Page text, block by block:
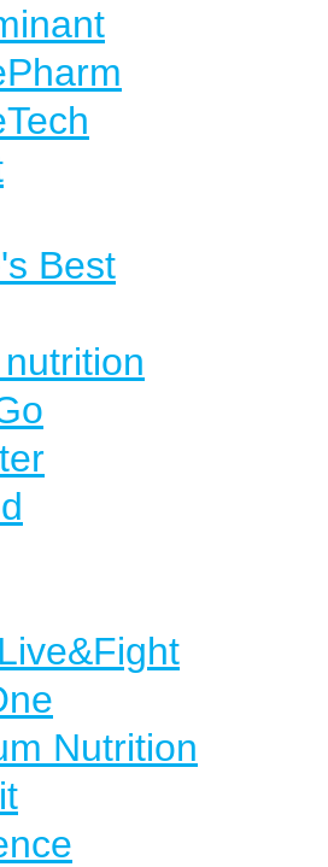
Best
Nutrition